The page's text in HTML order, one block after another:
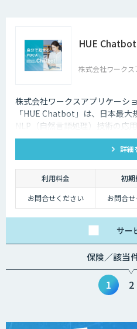
HUE Chatbot
株式会社ワーク
株式会社ワークスアプリケーシ
「HUE Chatbot」は、日本最大
NLP（自然言語処理）技術の応
します。FAQや固有辞書はノー
や改善ポイントがダッシュボー
PDCAを廻せます。
詳細
利用料金 初期
お問合せください
お問合
サー
1 2
保険／該